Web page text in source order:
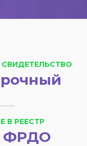
В РЕЕСТР
ФРДО